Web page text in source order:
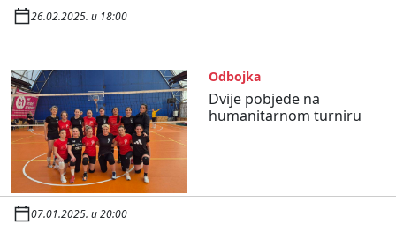
26.02.2025. u 18:00
Odbojka
Dvije pobjede na
humanitarnom turniru
07.01.2025. u 20:00